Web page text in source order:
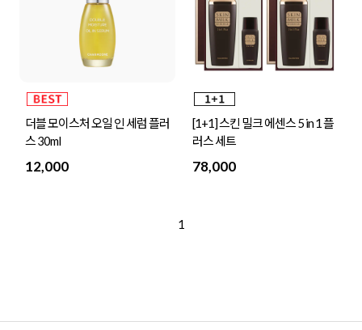
더블 모이스처 오일 인 세럼 플러
스 30ml
12,000
[1+1] 스킨 밀크 에센스 5 in 1 플
러스 세트
78,000
1